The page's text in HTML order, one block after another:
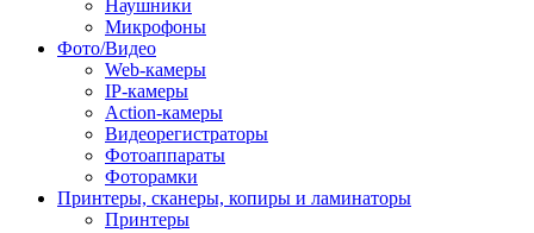
Наушники
Микрофоны
Фото/Видео
Web-камеры
IP-камеры
Action-камеры
Видеорегистраторы
Фотоаппараты
Фоторамки
Принтеры, сканеры, копиры и ламинаторы
Принтеры